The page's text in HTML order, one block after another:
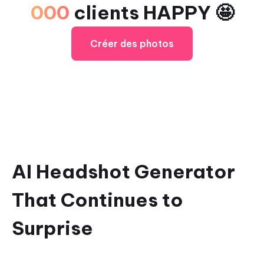
000 clients HAPPY 🤩
Créer des photos
AI Headshot Generator
That Continues to
Surprise